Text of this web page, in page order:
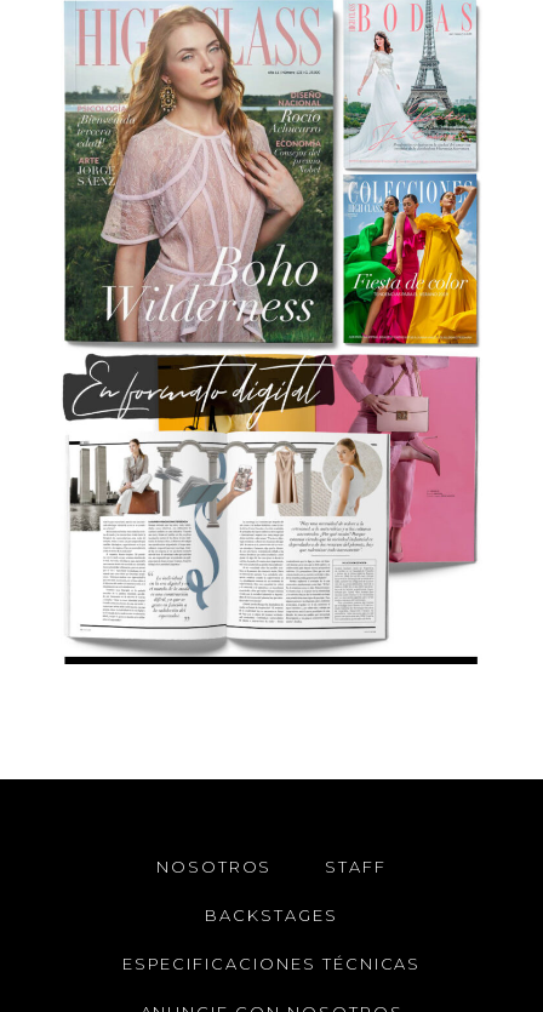
NOSOTROS STAFF
BACKSTAGES
ESPECIFICACIONES TÉCNICAS